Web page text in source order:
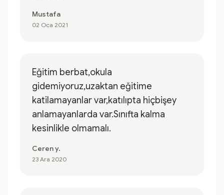
Mustafa
02 Oca 2021
Eğitim berbat,okula
gidemiyoruz,uzaktan eğitime
katilamayanlar var,katılıpta hiçbişey
anlamayanlarda var.Sınıfta kalma
kesinlikle olmamalı.
Ceren y.
23 Ara 2020